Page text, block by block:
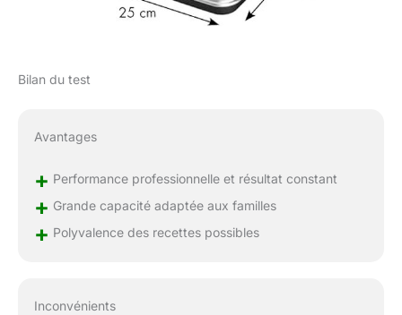
Bilan du test
Avantages
+ Performance professionnelle et résultat constant
+ Grande capacité adaptée aux familles
+ Polyvalence des recettes possibles
Inconvénients